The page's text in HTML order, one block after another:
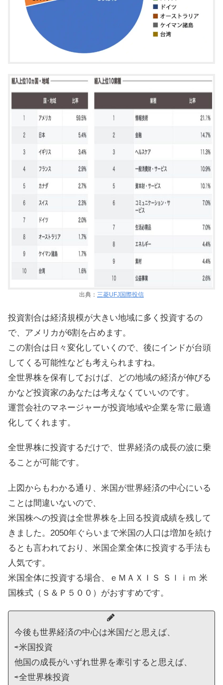
出典： 三菱UFJ国際投信
投資割合は経済規模が大きい地域に多く投資するの
で、アメリカが6割を占めます。
この割合は日々変化していくので、後にインドが台頭
してくる可能性なども考えられますね。
全世界株を保有しておけば、どの地域の経済が伸びる
かなど投資家のあなたは考えなくていいのです。
運営会社のマネージャーが投資地域や企業を常に最適
化してくれます。
全世界株に投資するだけで、世界経済の成長の波に乗
ることが可能です。
上図からもわかる通り、米国が世界経済の中心にいる
ことは間違いないので、
米国株への投資は全世界株を上回る投資成績を残して
きました。2050年ぐらいまで米国の人口は増加を続け
るとも言われており、米国企業全体に投資する手法も
人気です。
米国全体に投資する場合、ｅＭＡＸＩＳ Ｓｌｉｍ 米
国株式（Ｓ＆Ｐ５００）がおすすめです。
今後も世界経済の中心は米国だと思えば、
⇨米国投資
他国の成長がいずれ世界を牽引すると思えば、
⇨全世界株投資